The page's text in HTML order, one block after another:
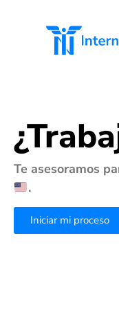
Te asesoramos
.
Iniciar mi proceso